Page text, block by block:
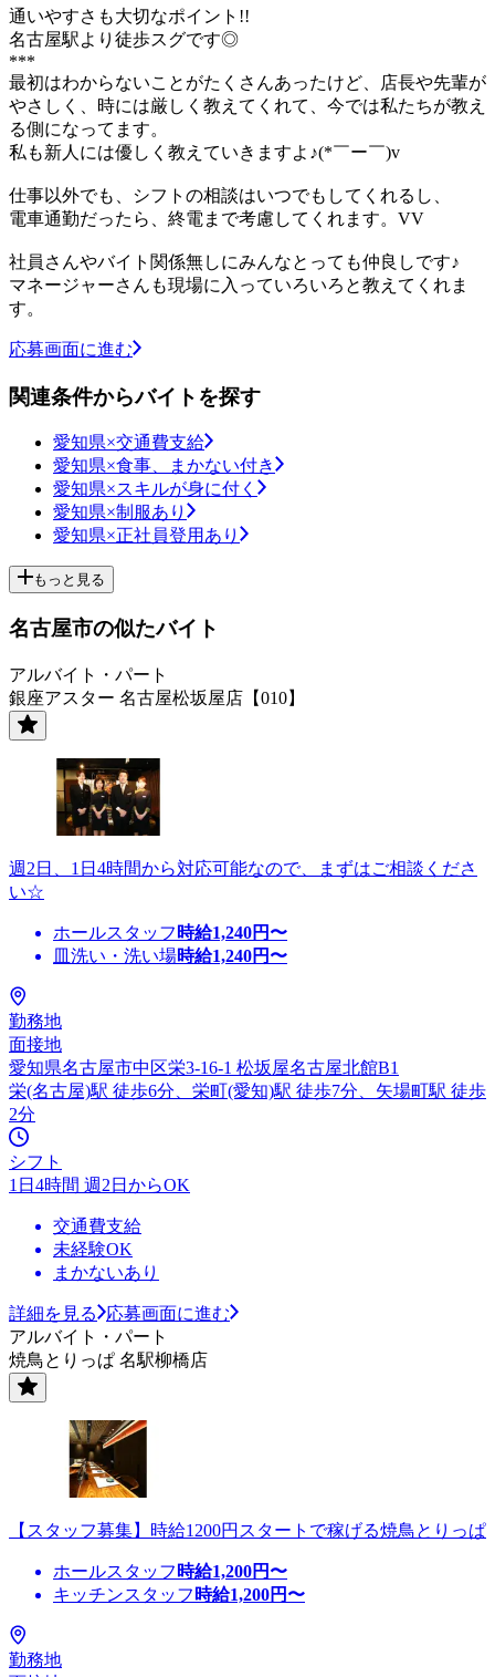
通いやすさも大切なポイント!!
名古屋駅より徒歩スグです◎
***
最初はわからないことがたくさんあったけど、店長や先輩が
やさしく、時には厳しく教えてくれて、今では私たちが教え
る側になってます。
私も新人には優しく教えていきますよ♪(*￣ー￣)v
仕事以外でも、シフトの相談はいつでもしてくれるし、
電車通勤だったら、終電まで考慮してくれます。VV
社員さんやバイト関係無しにみんなとっても仲良しです♪
マネージャーさんも現場に入っていろいろと教えてくれま
す。
応募画面に進む
関連条件からバイトを探す
愛知県×交通費支給
愛知県×食事、まかない付き
愛知県×スキルが身に付く
愛知県×制服あり
愛知県×正社員登用あり
もっと見る
名古屋市の似たバイト
アルバイト・パート
銀座アスター 名古屋松坂屋店【010】
週2日、1日4時間から対応可能なので、まずはご相談くださ
い☆
ホールスタッフ 時給1,240円〜
皿洗い・洗い場時給1,240円〜
勤務地
面接地
愛知県名古屋市中区栄3-16-1 松坂屋名古屋北館B1
栄(名古屋)駅 徒歩6分、栄町(愛知)駅 徒歩7分、矢場町駅 徒歩
2分
シフト
1日4時間 週2日からOK
交通費支給
未経験OK
まかないあり
詳細を見る
応募画面に進む
アルバイト・パート
焼鳥とりっぱ 名駅柳橋店
【スタッフ募集】時給1200円スタートで稼げる焼鳥とりっぱ
ホールスタッフ 時給1,200円〜
キッチンスタッフ 時給1,200円〜
勤務地